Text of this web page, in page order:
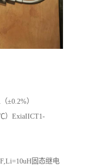
±0.2%）
）ExiaIICT1-
固态继电